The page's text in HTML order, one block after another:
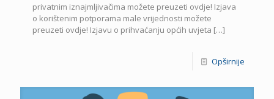
privatnim iznajmljivačima možete preuzeti ovdje! Izjava
o korištenim potporama male vrijednosti možete
preuzeti ovdje! Izjavu o prihvaćanju općih uvjeta […]
Opširnije